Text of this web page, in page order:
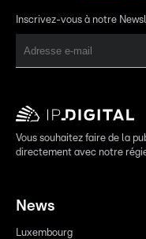
Inscrivez-vous à notre
Vous souhaitez faire de la
directement avec notre
News
Luxembourg